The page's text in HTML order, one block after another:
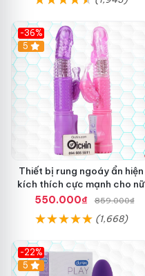
-36%
Hot
5
Thiết bị rung ngoáy ẩn hiện
kích thích cực mạnh cho nữ
550.000₫
859.000₫
(1,668)
-22%
Hot
5